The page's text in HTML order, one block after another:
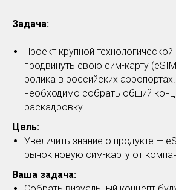
Задача:
Проект крупной
продвинуть свою сим-карту
ролика в российских
необходимо собрать общий
раскадровку.
Цель:
Увеличить знание о продукте —
рынок новую сим-карту от
Ваша задача: